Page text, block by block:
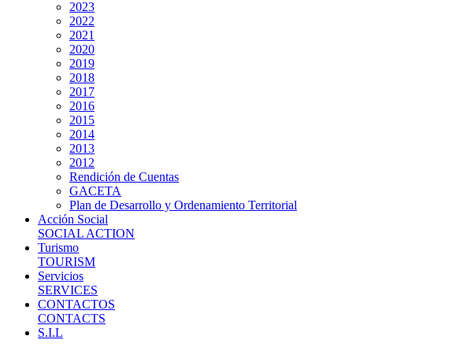
2023
2022
2021
2020
2019
2018
2017
2016
2015
2014
2013
2012
Rendición de Cuentas
GACETA
Plan de Desarrollo y Ordenamiento Territorial
Acción Social
SOCIAL ACTION
Turismo
TOURISM
Servicios
SERVICES
CONTACTOS
CONTACTS
S.I.L